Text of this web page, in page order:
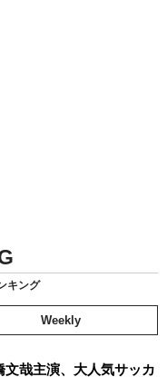
キング
Weekly
文哉主演、大人気サッカ